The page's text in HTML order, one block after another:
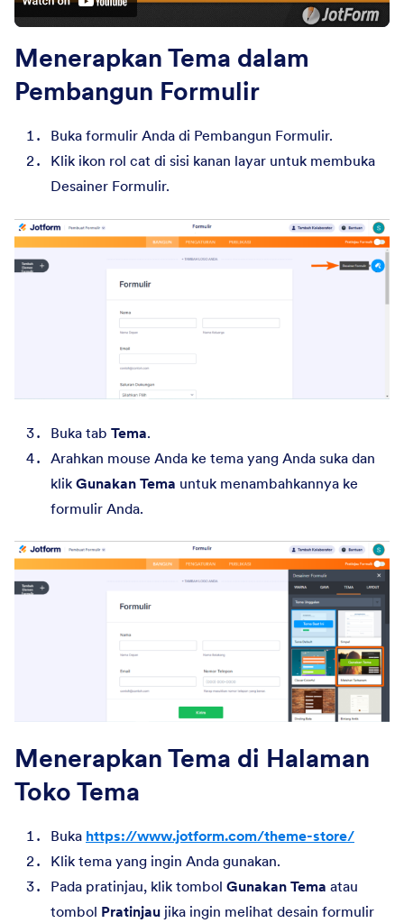
Menerapkan Tema dalam
Pembangun Formulir
Buka formulir Anda di Pembangun Formulir.
Klik ikon rol cat di sisi kanan layar untuk membuka
Desainer Formulir.
Buka tab Tema.
Arahkan mouse Anda ke tema yang Anda suka dan
klik Gunakan Tema untuk menambahkannya ke
formulir Anda.
Menerapkan Tema di Halaman
Toko Tema
Buka https://www.jotform.com/theme-store/
Klik tema yang ingin Anda gunakan.
Pada pratinjau, klik tombol Gunakan Tema atau
tombol Pratinjau jika ingin melihat desain formulir